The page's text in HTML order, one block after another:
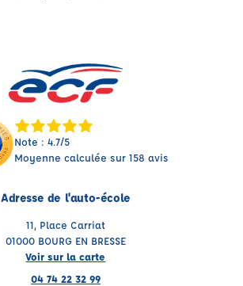
Note : 4.7/5
Moyenne calculée sur 158 avis
Adresse de l'auto-école
11, Place Carriat
01000 BOURG EN BRESSE
Voir sur la carte
04 74 22 32 99